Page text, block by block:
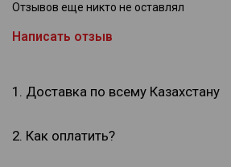
Отзывов еще никто не оставлял
Написать отзыв
1. Доставка по всему Казахстану
2. Как оплатить?